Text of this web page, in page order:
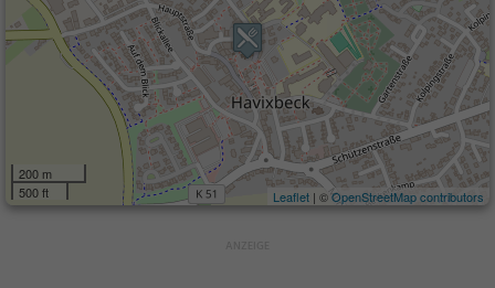
200 m
500 ft
Leaflet | ©OpenStreetMap contributors